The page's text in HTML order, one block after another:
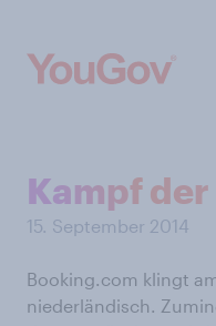
Kampf
15. September 2014
Booking.com klingt
niederländisch.